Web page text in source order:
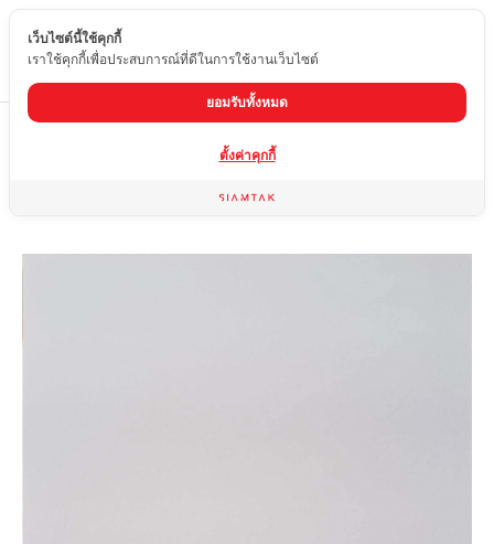
TH
กระเบื้องผิวเงา
เว็บไซต์นี้ใช้คุกกี้
เราใช้คุกกี้เพื่อประสบการณ์ที่ดีในการใช้งานเว็บไซต์
ยอมรับทั้งหมด
ตั้งค่าคุกกี้